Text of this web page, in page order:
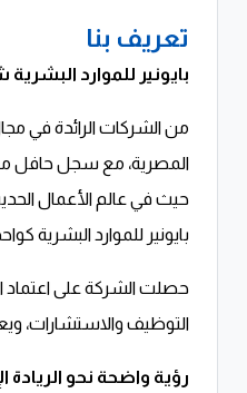
تعريف بنا
بايونير للموارد
المصرية، مع سجل حافل من
حيث في عالم الأعمال
بايونير للموارد
التوظيف والاستشارات،
رؤية واضحة نحو الريادة